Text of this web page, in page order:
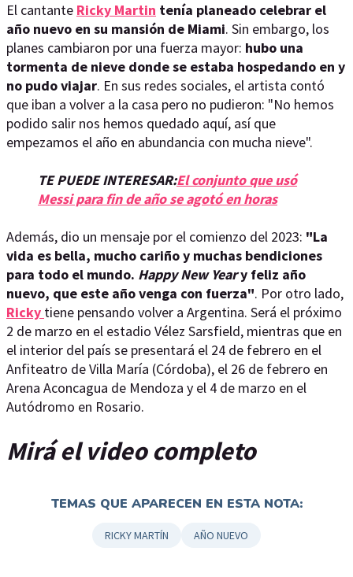
El cantante Ricky Martin tenía planeado celebrar el
año nuevo en su mansión de Miami. Sin embargo, los
planes cambiaron por una fuerza mayor: hubo una
tormenta de nieve donde se estaba hospedando en y
no pudo viajar. En sus redes sociales, el artista contó
que iban a volver a la casa pero no pudieron: "No hemos
podido salir nos hemos quedado aquí, así que
empezamos el año en abundancia con mucha nieve".
TE PUEDE INTERESAR:El conjunto que usó
Messi para fin de año se agotó en horas
Además, dio un mensaje por el comienzo del 2023: "La
vida es bella, mucho cariño y muchas bendiciones
para todo el mundo. Happy New Yeary feliz año
nuevo, que este año venga con fuerza". Por otro lado,
Ricky tiene pensando volver a Argentina. Será el próximo
2 de marzo en el estadio Vélez Sarsfield, mientras que en
el interior del país se presentará el 24 de febrero en el
Anfiteatro de Villa María (Córdoba), el 26 de febrero en
Arena Aconcagua de Mendoza y el 4 de marzo en el
Autódromo en Rosario.
Mirá el video completo
TEMAS QUE APARECEN EN ESTA NOTA:
RICKY MARTÍN AÑO NUEVO